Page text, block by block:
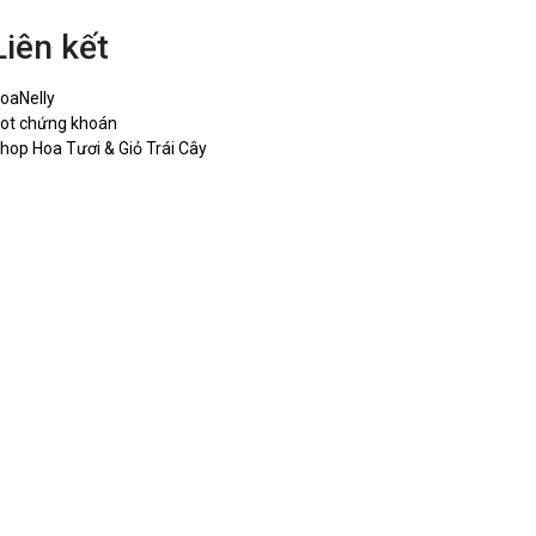
kết
chứng khoán
Hoa Tươi & Giỏ Trái Cây